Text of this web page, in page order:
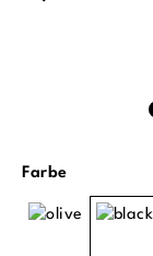
Farbeauswählen